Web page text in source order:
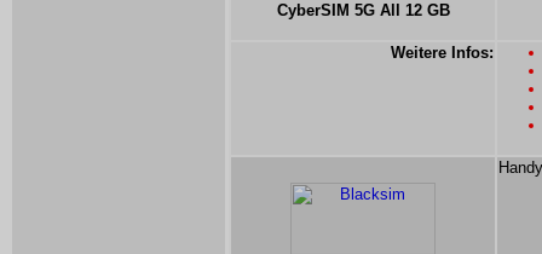
CyberSIM 5G All 12 GB
Weitere Infos: